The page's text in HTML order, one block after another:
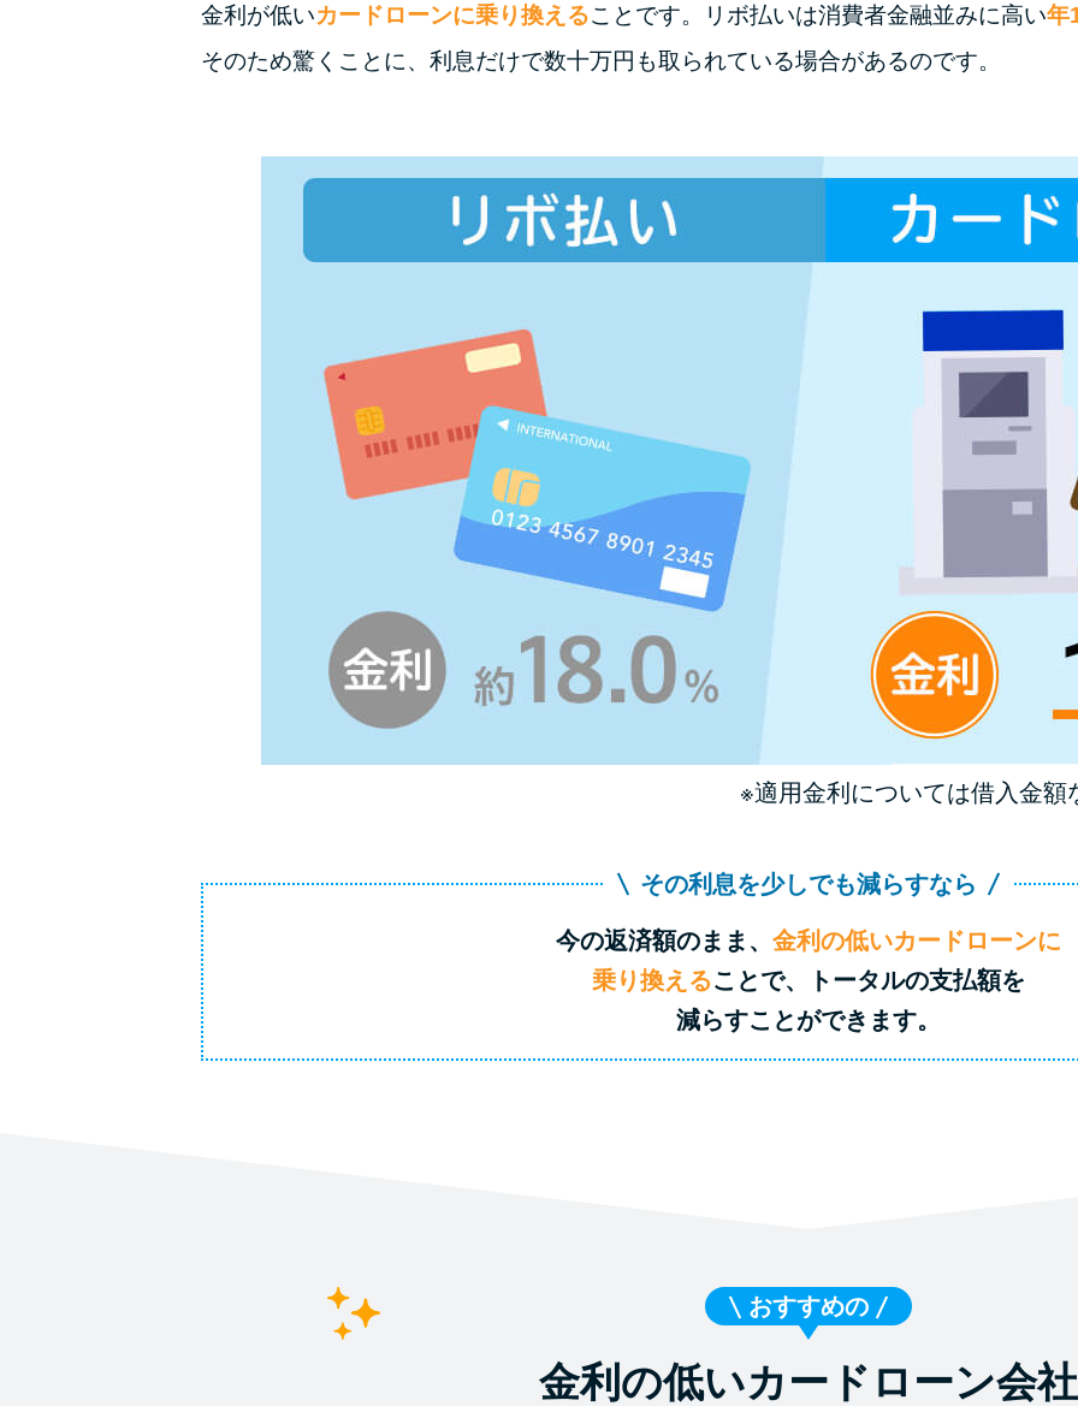
金利が低いカードローンに乗り換えることです。リボ払いは消費者金融並みに高い年
そのため驚くことに、利息だけで数十万円も取られている場合があるのです。
※適用金利については借入金額
その利息を少しでも減らすなら
今の返済額のまま、 金利の低いカードローンに
乗り換えることで、トータルの支払額を
減らすことができます。
おすすめの
金利の低いカードローン会社